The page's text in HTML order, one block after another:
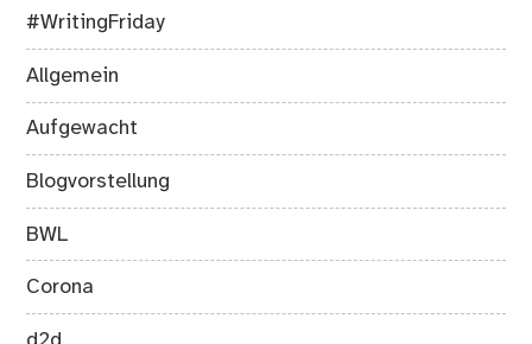
#WritingFriday
Allgemein
Aufgewacht
Blogvorstellung
BWL
Corona